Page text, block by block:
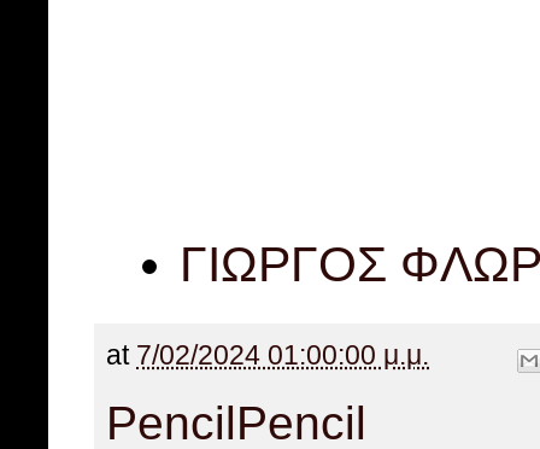
ΓΙΩΡΓΟΣ
at 7/02/2024 01:00:00 μ.μ.
PencilPencil